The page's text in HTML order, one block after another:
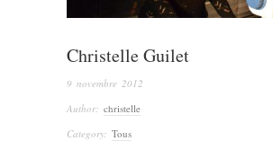
Christelle Guilet
9 novembre 2012
Author: christelle
Category: Tous